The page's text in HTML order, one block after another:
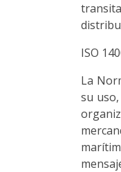
ISO
La
su